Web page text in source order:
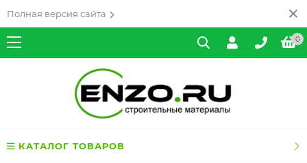
Полная версия сайта
0
КАТАЛОГ ТОВАРОВ